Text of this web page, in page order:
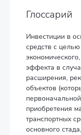
Глоссарий
Инвестиции в
средств с
эффекта в
расширения,
объектов
приобретения
транспортных
основного